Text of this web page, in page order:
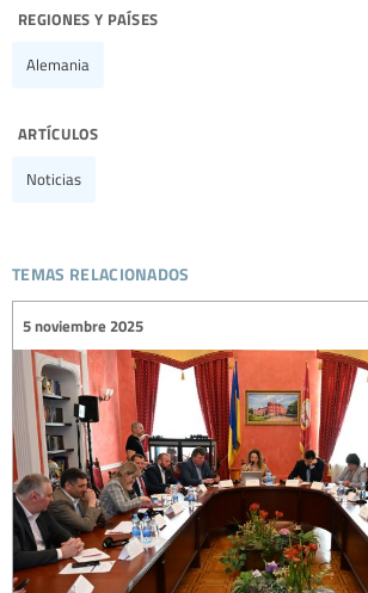
regiones y países
Alemania
artículos
Noticias
temas relacionados
5 noviembre 2025